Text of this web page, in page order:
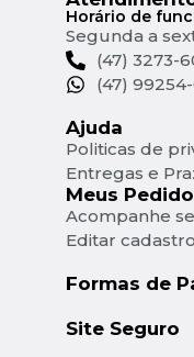
Horário de
Segunda a
(47) 3273-
(47)
Ajuda
Politicas de
Entregas e
Meus
Acompanhe
Editar cadastro
Formas de
Site Seguro